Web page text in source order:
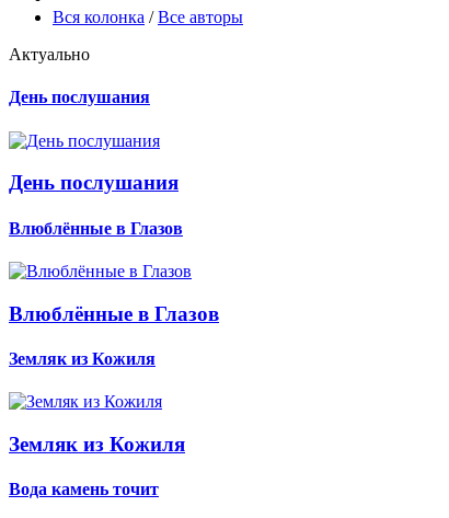
Вся колонка /Все авторы
Актуально
День послушания
День послушания
Влюблённые в Глазов
Влюблённые в Глазов
Земляк из Кожиля
Земляк из Кожиля
Вода камень точит